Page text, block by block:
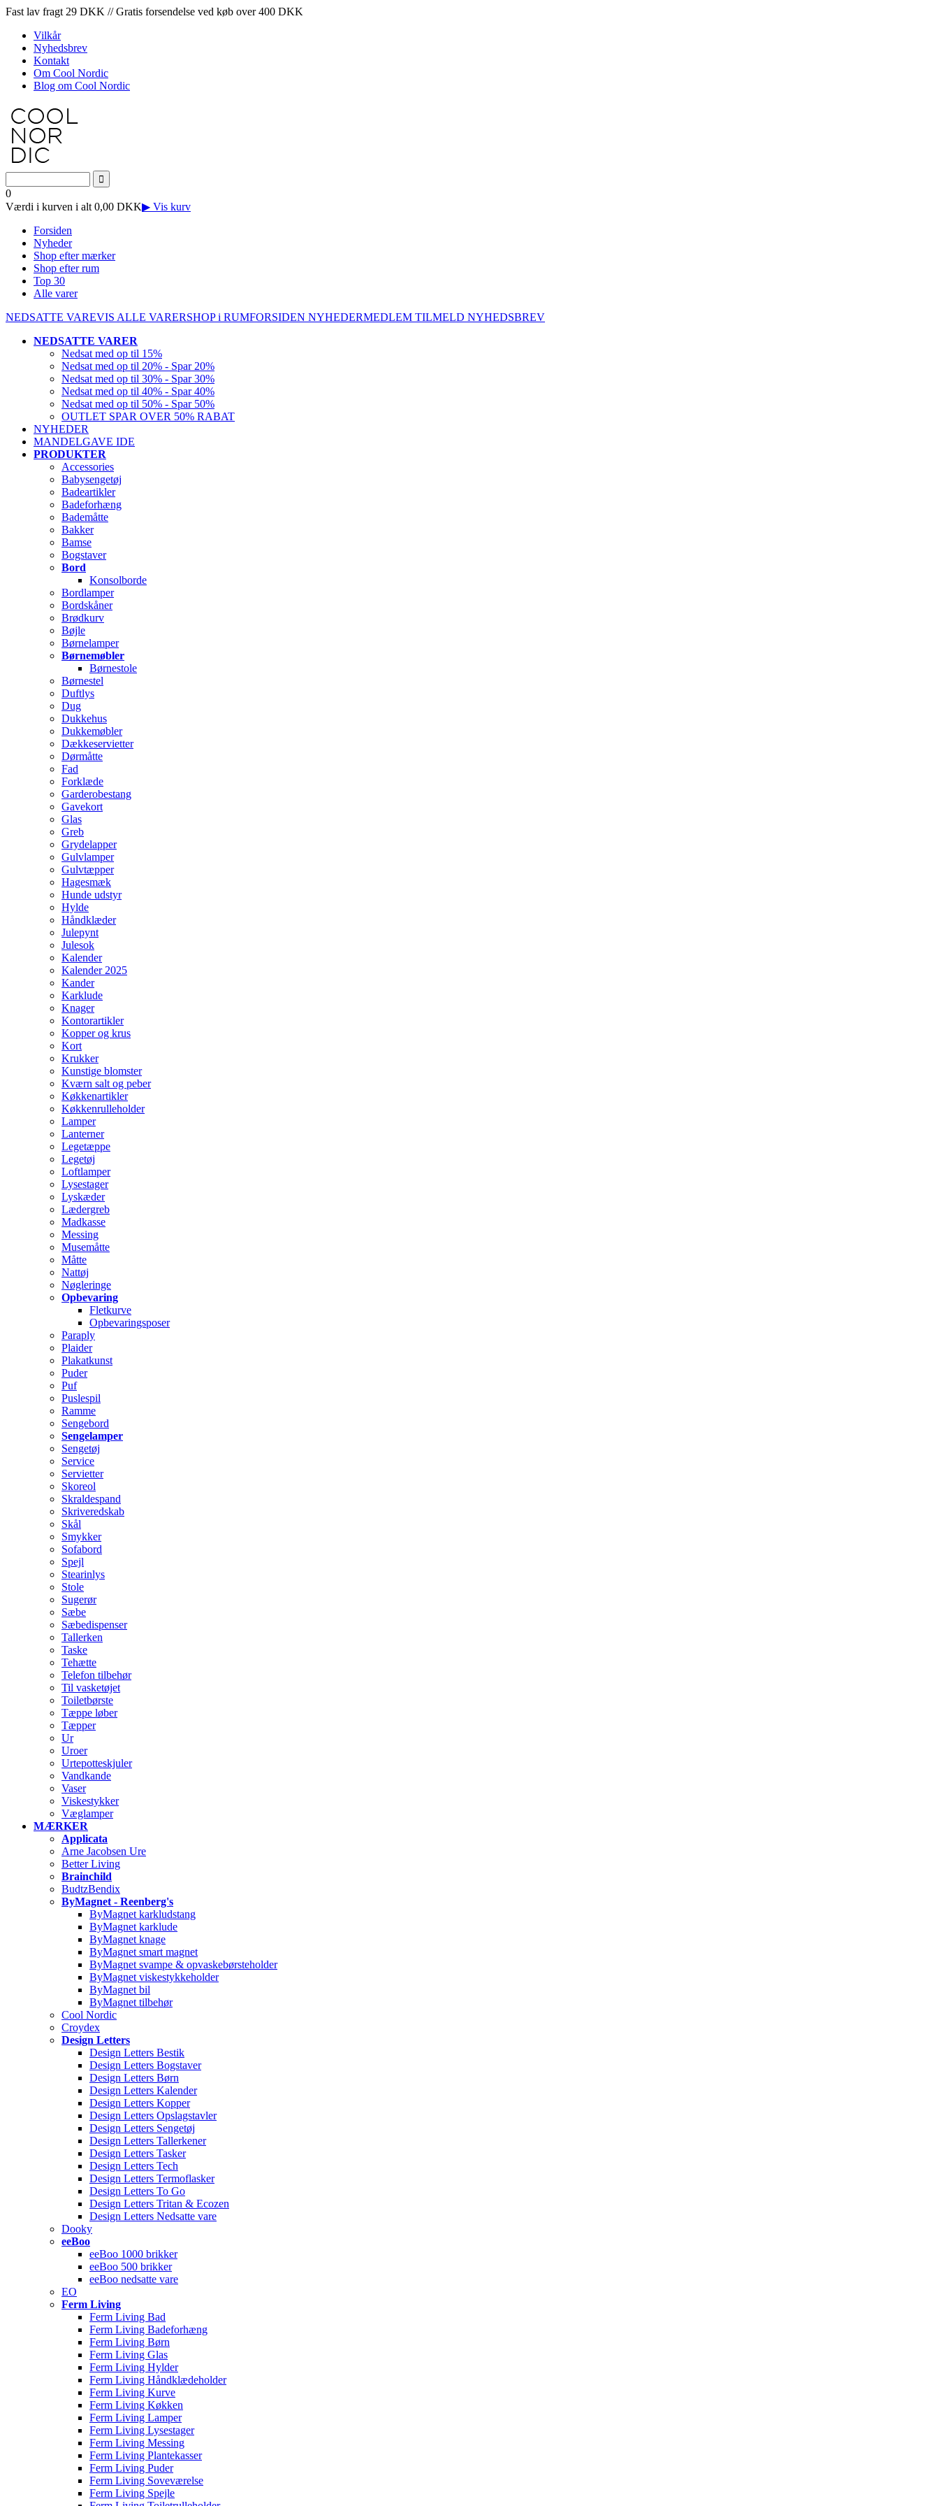
Fast lav fragt 29 DKK // Gratis forsendelse ved køb over 400 DKK
Vilkår
Nyhedsbrev
Kontakt
Om Cool Nordic
Blog om Cool Nordic
0
Værdi i kurven i alt 0,00 DKK▶ Vis kurv
Forsiden
Nyheder
Shop efter mærker
Shop efter rum
Top 30
Alle varer
NEDSATTE VAREVIS ALLE VARERSHOP i RUMFORSIDEN NYHEDERMEDLEM TILMELD NYHEDSBREV
NEDSATTE VARER
Nedsat med op til 15%
Nedsat med op til 20% - Spar 20%
Nedsat med op til 30% - Spar 30%
Nedsat med op til 40% - Spar 40%
Nedsat med op til 50% - Spar 50%
OUTLET SPAR OVER 50% RABAT
NYHEDER
MANDELGAVE IDE
PRODUKTER
Accessories
Babysengetøj
Badeartikler
Badeforhæng
Bademåtte
Bakker
Bamse
Bogstaver
Bord
Konsolborde
Bordlamper
Bordskåner
Brødkurv
Bøjle
Børnelamper
Børnemøbler
Børnestole
Børnestel
Duftlys
Dug
Dukkehus
Dukkemøbler
Dækkeservietter
Dørmåtte
Fad
Forklæde
Garderobestang
Gavekort
Glas
Greb
Grydelapper
Gulvlamper
Gulvtæpper
Hagesmæk
Hunde udstyr
Hylde
Håndklæder
Julepynt
Julesok
Kalender
Kalender 2025
Kander
Karklude
Knager
Kontorartikler
Kopper og krus
Kort
Krukker
Kunstige blomster
Kværn salt og peber
Køkkenartikler
Køkkenrulleholder
Lamper
Lanterner
Legetæppe
Legetøj
Loftlamper
Lysestager
Lyskæder
Lædergreb
Madkasse
Messing
Musemåtte
Måtte
Nattøj
Nøgleringe
Opbevaring
Fletkurve
Opbevaringsposer
Paraply
Plaider
Plakatkunst
Puder
Puf
Puslespil
Ramme
Sengebord
Sengelamper
Sengetøj
Service
Servietter
Skoreol
Skraldespand
Skriveredskab
Skål
Smykker
Sofabord
Spejl
Stearinlys
Stole
Sugerør
Sæbe
Sæbedispenser
Tallerken
Taske
Tehætte
Telefon tilbehør
Til vasketøjet
Toiletbørste
Tæppe løber
Tæpper
Ur
Uroer
Urtepotteskjuler
Vandkande
Vaser
Viskestykker
Væglamper
MÆRKER
Applicata
Arne Jacobsen Ure
Better Living
Brainchild
BudtzBendix
ByMagnet - Reenberg's
ByMagnet karkludstang
ByMagnet karklude
ByMagnet knage
ByMagnet smart magnet
ByMagnet svampe & opvaskebørsteholder
ByMagnet viskestykkeholder
ByMagnet bil
ByMagnet tilbehør
Cool Nordic
Croydex
Design Letters
Design Letters Bestik
Design Letters Bogstaver
Design Letters Børn
Design Letters Kalender
Design Letters Kopper
Design Letters Opslagstavler
Design Letters Sengetøj
Design Letters Tallerkener
Design Letters Tasker
Design Letters Tech
Design Letters Termoflasker
Design Letters To Go
Design Letters Tritan & Ecozen
Design Letters Nedsatte vare
Dooky
eeBoo
eeBoo 1000 brikker
eeBoo 500 brikker
eeBoo nedsatte vare
EO
Ferm Living
Ferm Living Bad
Ferm Living Badeforhæng
Ferm Living Børn
Ferm Living Glas
Ferm Living Hylder
Ferm Living Håndklædeholder
Ferm Living Kurve
Ferm Living Køkken
Ferm Living Lamper
Ferm Living Lysestager
Ferm Living Messing
Ferm Living Plantekasser
Ferm Living Puder
Ferm Living Soveværelse
Ferm Living Spejle